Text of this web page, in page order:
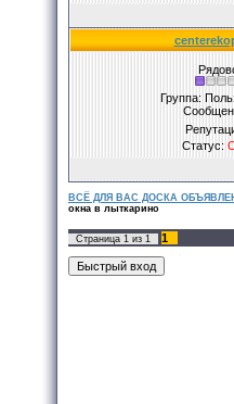
Группа:
Статус:
ВСЁ ДЛЯ ВАС ДОСКА
окна в лыткарино
Страница 1 из 1
1